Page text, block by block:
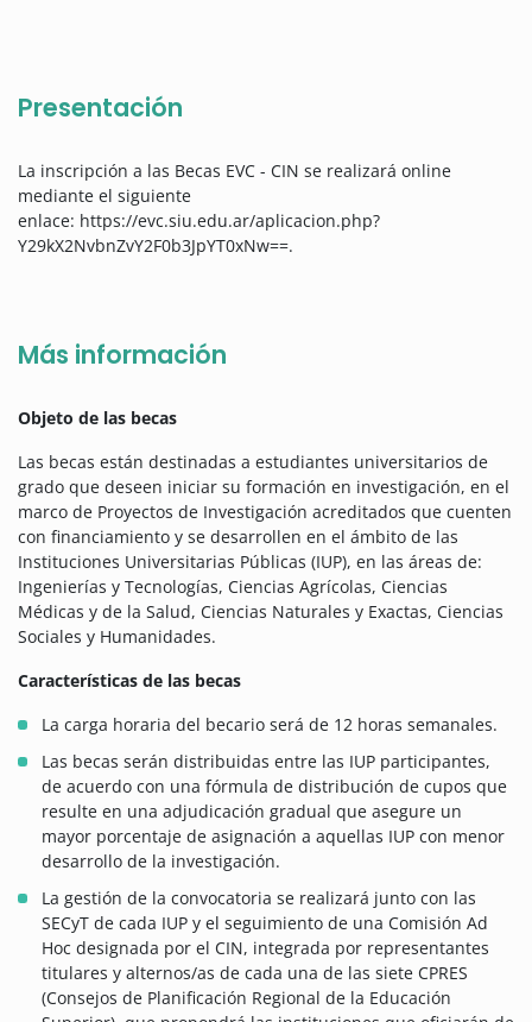
Presentación
La inscripción a las Becas EVC - CIN se realizará online
mediante el siguiente
enlace: https://evc.siu.edu.ar/aplicacion.php?
Y29kX2NvbnZvY2F0b3JpYT0xNw==.
Más información
Objeto de las becas
Las becas están destinadas a estudiantes universitarios de
grado que deseen iniciar su formación en investigación, en el
marco de Proyectos de Investigación acreditados que cuenten
con financiamiento y se desarrollen en el ámbito de las
Instituciones Universitarias Públicas (IUP), en las áreas de:
Ingenierías y Tecnologías, Ciencias Agrícolas, Ciencias
Médicas y de la Salud, Ciencias Naturales y Exactas, Ciencias
Sociales y Humanidades.
Características de las becas
La carga horaria del becario será de 12 horas semanales.
Las becas serán distribuidas entre las IUP participantes,
de acuerdo con una fórmula de distribución de cupos que
resulte en una adjudicación gradual que asegure un
mayor porcentaje de asignación a aquellas IUP con menor
desarrollo de la investigación.
La gestión de la convocatoria se realizará junto con las
SECyT de cada IUP y el seguimiento de una Comisión Ad
Hoc designada por el CIN, integrada por representantes
titulares y alternos/as de cada una de las siete CPRES
(Consejos de Planificación Regional de la Educación